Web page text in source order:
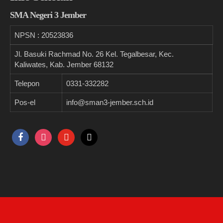
SMA Negeri 3 Jember
NPSN : 20523836
Jl. Basuki Rachmad No. 26 Kel. Tegalbesar, Kec.
Kaliwates, Kab. Jember 68132
Telepon 0331-332282
Pos-el info@sman3-jember.sch.id
facebookinstagramyoutubetiktok